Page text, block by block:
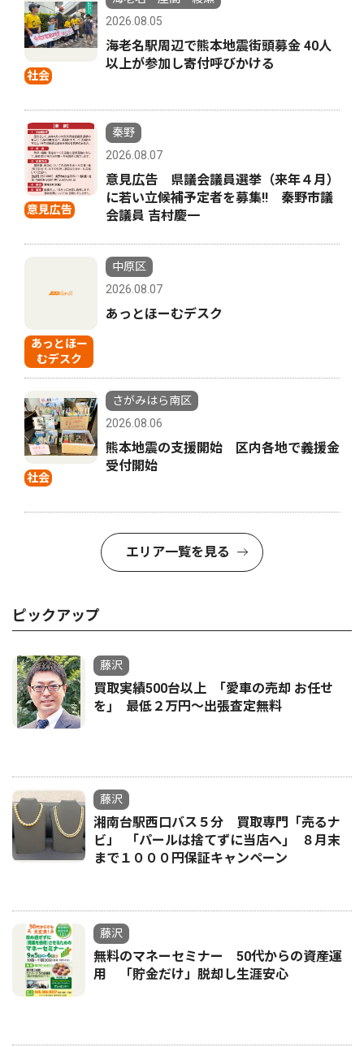
社会
2026.08.05
海老名駅周辺で熊本地震街頭募金 40人
以上が参加し寄付呼びかける
意見広告
秦野
2026.08.07
意見広告 県議会議員選挙（来年４月）
に若い立候補予定者を募集‼ 秦野市議
会議員 吉村慶一
あっとほー
むデスク
中原区
2026.08.07
あっとほーむデスク
社会
さがみはら南区
2026.08.06
熊本地震の支援開始 区内各地で義援金
受付開始
エリア一覧を見る
ピックアップ
藤沢
買取実績500台以上 ｢愛車の売却 お任せ
を｣ 最低２万円〜出張査定無料
藤沢
湘南台駅西口バス５分 買取専門「売るナ
ビ」 ｢パールは捨てずに当店へ｣ ８月末
まで１０００円保証キャンペーン
藤沢
無料のマネーセミナー 50代からの資産運
用 「貯金だけ」脱却し生涯安心